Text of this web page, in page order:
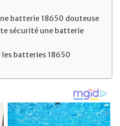
batterie 18650 douteuse
sécurité une batterie
batteries 18650